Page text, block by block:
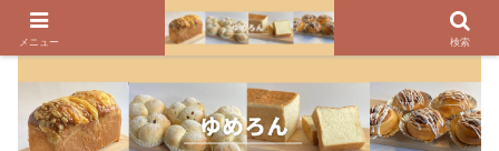
パンのレシピ、パン作りの疑問や美味しく焼けるコツを紹介しています
メニュー 検索